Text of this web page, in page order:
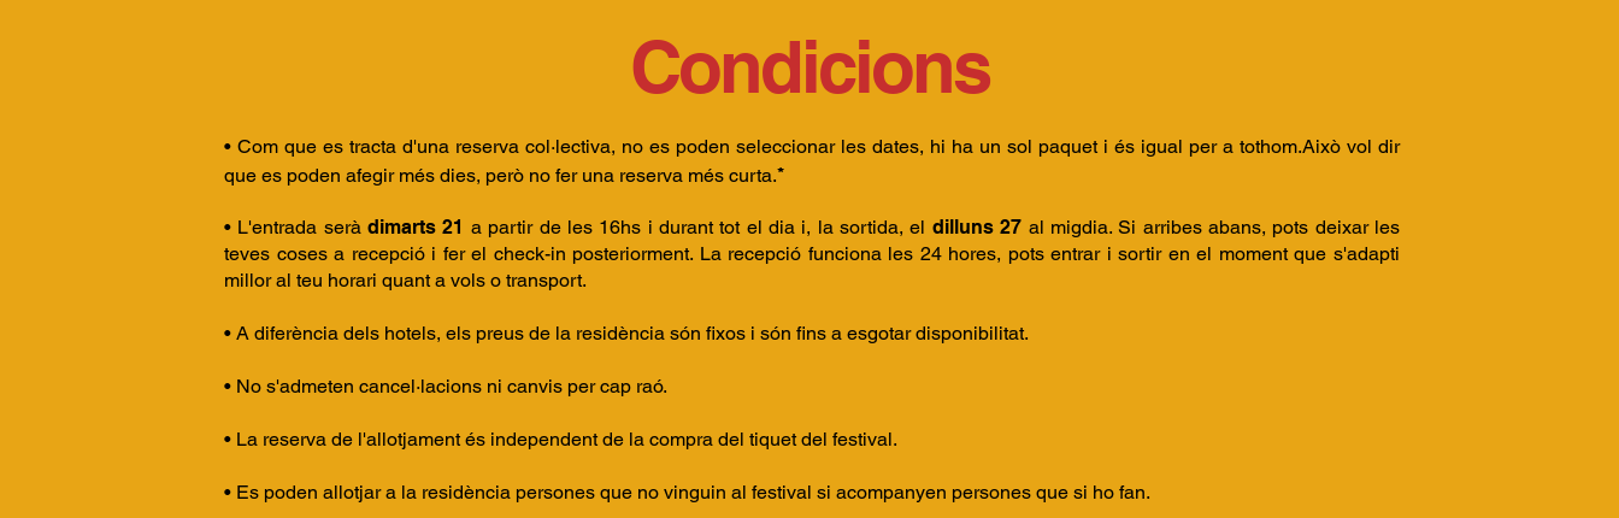
Condicions
• Com que es tracta d'una reserva col·lectiva, no es poden seleccionar les dates, hi ha un sol paquet i és igual per a tothom.Això vol dir
que es poden afegir més dies, però no fer una reserva més curta.*
• L'entrada seràdimarts 21 a partir de les 16hs i durant tot el dia i, la sortida, el dilluns 27 al migdia. Si arribes abans, pots deixar les
teves coses a recepció i fer el check-in posteriorment. La recepció funciona les 24 hores, pots entrar i sortir en el moment que s'adapti
millor al teu horari quant a vols o transport.
• A diferència dels hotels, els preus de la residència són fixos i són fins a esgotar disponibilitat.
• No s'admeten cancel·lacions ni canvis per cap raó.
• La reserva de l'allotjament és independent de la compra del tiquet del festival.
• Es poden allotjar a la residència persones que no vinguin al festival si acompanyen persones que si ho fan.